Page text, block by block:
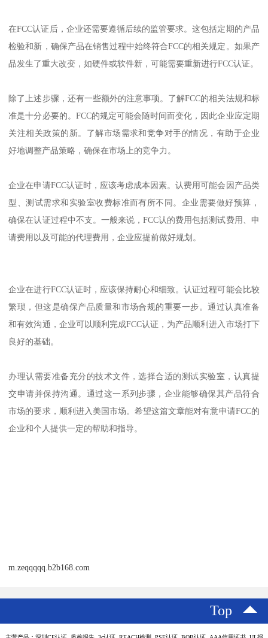
在FCC认证后，企业还需要遵循后续的监管要求。这包括定期的产品
检验和新，确保产品在销售过程中始终符合FCC的相关规定。如果产
品发生了重大改变，如硬件或软件新，可能需要重新进行FCC认证。
除了上述步骤，还有一些额外的注意事项。了解FCC的相关法规和标
准是十分必要的。FCC的规定可能会随时间而变化，因此企业应定期
关注相关政策的新。了解市场需求和竞争对手的情况，有助于企业
好地调整产品策略，确保在市场上的竞争力。
企业在申请FCC认证时，应该考虑成本因素。认费用可能会因产品类
型、测试需求和实验室收费标准而有所不同。企业需要做好预算，
确保在认证过程中不支。一般来说，FCC认的费用包括测试费用、申
请费用以及可能的代理费用，企业应提前做好规划。
企业在进行FCC认证时，应该保持耐心和细致。认证过程可能会比较
繁琐，但这是确保产品质量和市场合规的重要一步。通过认真准备
和有效沟通，企业可以顺利完成FCC认证，为产品顺利进入市场打下
良好的基础。
办理认需要准备充分的技术文件，选择合适的测试实验室，认真提
交申请并保持沟通。通过这一系列步骤，企业能够确保其产品符合
市场的要求，顺利进入美国市场。希望这篇文章能对有意申请FCC的
企业和个人提供一定的帮助和指导。
m.zeqqqqq.b2b168.com
Top